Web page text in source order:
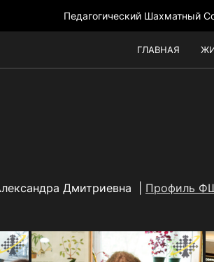
ГЛАВНАЯ
Дмитриевна | Профиль
Педагогический Шахматный